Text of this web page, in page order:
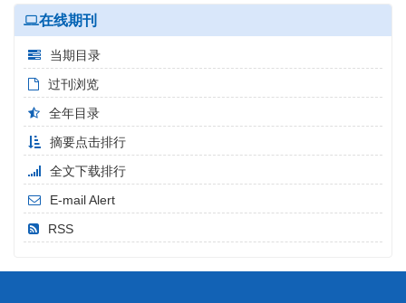
在线期刊
当期目录
过刊浏览
全年目录
摘要点击排行
全文下载排行
E-mail Alert
RSS